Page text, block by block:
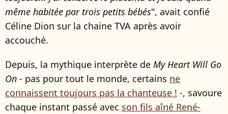
même habitée par trois petits bébés", avait confié
Céline Dion sur la chaine TVA après avoir
accouché.
Depuis, la mythique interprète de My Heart Will Go
On - pas pour tout le monde, certains ne
connaissent toujours pas la chanteuse ! -, savoure
chaque instant passé avec son fils aîné René-